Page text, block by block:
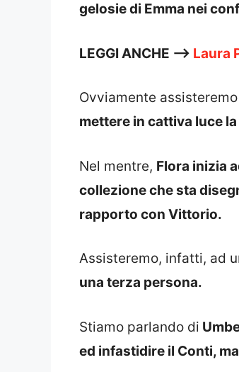
gelosie di Emma nei
LEGGI ANCHE —> Laura
Ovviamente
mettere in cattiva luce
Nel mentre, Flora inizia
collezione che sta
rapporto con Vittorio.
Assisteremo, infatti, ad
una terza persona.
Stiamo parlando di
ed infastidire il Conti,